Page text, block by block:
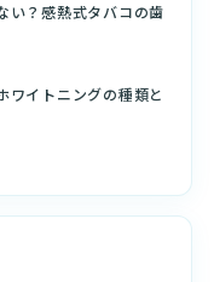
い？感熱式タバコの歯
ワイトニングの種類と